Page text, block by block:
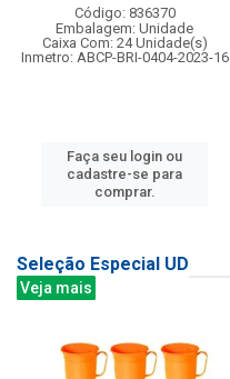
Código: 836370
Embalagem: Unidade
Caixa Com: 24 Unidade(s)
Inmetro: ABCP-BRI-0404-2023-16
Faça seu login ou
cadastre-se para
comprar.
Seleção Especial UD
Veja mais